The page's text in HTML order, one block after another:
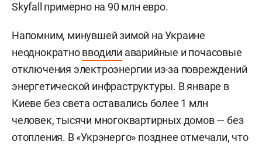
Skyfall примерно на 90 млн евро.
Напомним, минувшей зимой на Украине
неоднократновводили аварийные и почасовые
отключения электроэнергии из-за повреждений
энергетической инфраструктуры. В январе в
Киеве без света оставались более 1 млн
человек, тысячи многоквартирных домов — без
отопления. В «Укрэнерго» позднее отмечали, что